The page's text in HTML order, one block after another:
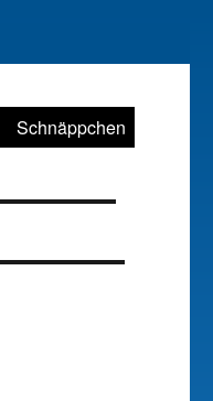
Schnäppchen